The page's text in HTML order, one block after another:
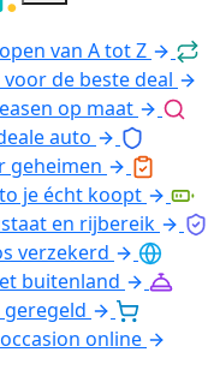
van A tot Z
de beste deal
op maat
auto
geheimen
je écht koopt
en rijbereik
verzekerd
buitenland
online